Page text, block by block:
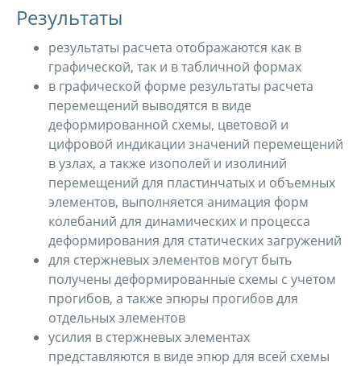
Результаты
результаты расчета отображаются как в
графической, так и в табличной формах
в графической форме результаты расчета
перемещений выводятся в виде
деформированной схемы, цветовой и
цифровой индикации значений перемещений
в узлах, а также изополей и изолиний
перемещений для пластинчатых и объемных
элементов, выполняется анимация форм
колебаний для динамических и процесса
деформирования для статических загружений
для стержневых элементов могут быть
получены деформированные схемы с учетом
прогибов, а также эпюры прогибов для
отдельных элементов
усилия в стержневых элементах
представляются в виде эпюр для всей схемы